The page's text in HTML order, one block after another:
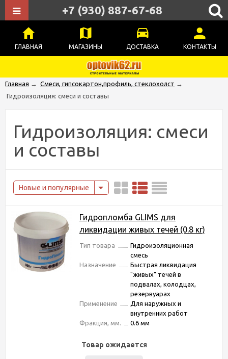
ГЛАВНАЯ МАГАЗИНЫ ДОСТАВКА КОНТАКТЫ
+7 (930) 887-67-68
Главная → Смеси, гипсокартон,профиль, стеклохолст →
Гидроизоляция: смеси и составы
Гидроизоляция: смеси
и составы
Новые и популярные
Гидропломба GLIMS для
ликвидации живых течей (0.8 кг)
Тип товара
Гидроизоляционная
смесь
Назначение
Быстрая ликвидация
"живых" течей в
подвалах, колодцах,
резервуарах
Применение
Для наружных и
внутренних работ
Фракция, мм.
0.6 мм
Товар ожидается